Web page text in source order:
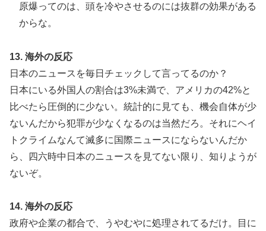
原爆ってのは、頭を冷やさせるのには抜群の効果がある
からな。
13. 海外の反応
日本のニュースを毎日チェックして言ってるのか？
日本にいる外国人の割合は3%未満で、アメリカの42%と
比べたら圧倒的に少ない。統計的に見ても、機会自体が少
ないんだから犯罪が少なくなるのは当然だろ。それにヘイ
トクライムなんて滅多に国際ニュースにならないんだか
ら、四六時中日本のニュースを見てない限り、知りようが
ないぞ。
14. 海外の反応
政府や企業の都合で、うやむやに処理されてるだけ。目に